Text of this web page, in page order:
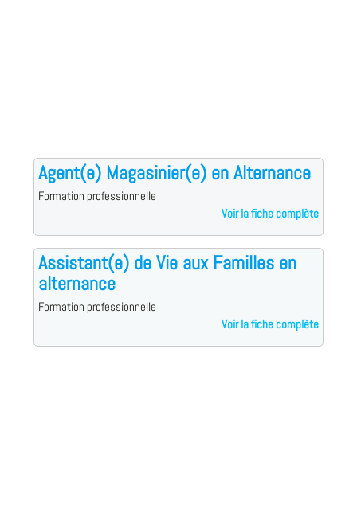
Agent(e) Magasinier(e) en Alternance
Formation professionnelle
Voir la fiche complète
Assistant(e) de Vie aux Familles en
alternance
Formation professionnelle
Voir la fiche complète